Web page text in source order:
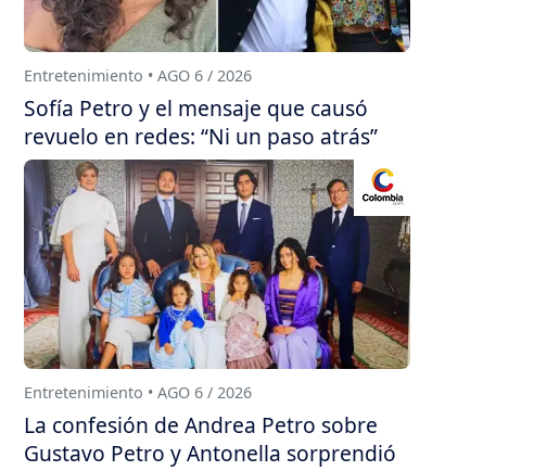
Entretenimiento • AGO 6 / 2026
Sofía Petro y el mensaje que causó
revuelo en redes: “Ni un paso atrás”
Entretenimiento • AGO 6 / 2026
La confesión de Andrea Petro sobre
Gustavo Petro y Antonella sorprendió